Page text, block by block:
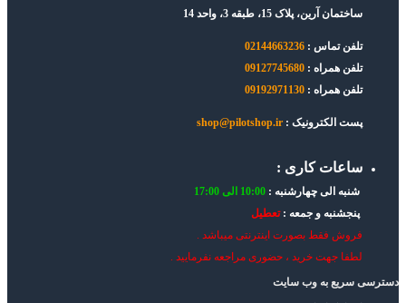
ساختمان آرین، پلاک 15، طبقه 3، واحد 14
تلفن تماس : 02144663236
تلفن همراه : 09127745680
تلفن همراه : 09192971130
پست الکترونیک : shop@pilotshop.ir
ساعات کاری :
شنبه الی چهارشنبه : 10:00 الی 17:00
پنجشنبه و جمعه :تعطیل
فروش فقط بصورت اینترنتی میباشد .
لطفا جهت خرید ، حضوری مراجعه نفرمایید .
دسترسی سریع به وب سایت